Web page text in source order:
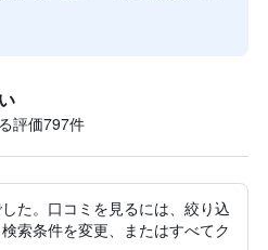
評価797​件
た。口コミを見るには、絞り込
索条件を変更、またはすべてク